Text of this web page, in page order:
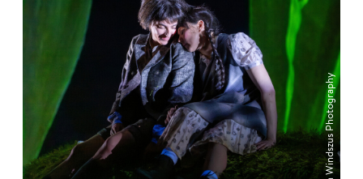
© Jan Windszus Photography